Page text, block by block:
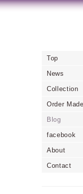
Top
News
Collection
Order Made
Blog
facebook
About
Contact